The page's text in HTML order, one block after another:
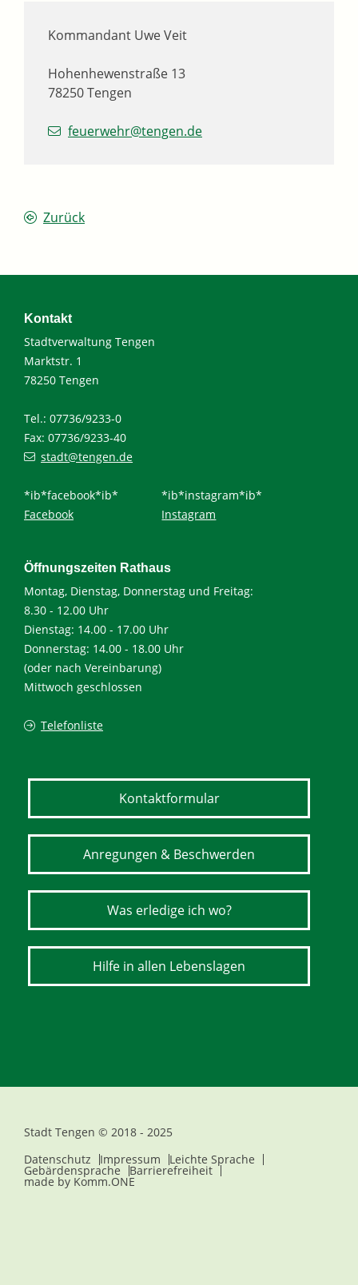
Kommandant UweVeit
Hohenhewenstraße 13
78250Tengen
feuerwehr@tengen.de
Zurück
Kontakt
Stadtverwaltung Tengen
Marktstr. 1
78250 Tengen
Tel.: 07736/9233-0
Fax: 07736/9233-40
stadt@tengen.de
*ib*facebook*ib*
Facebook
*ib*instagram*ib*
Instagram
Öffnungszeiten Rathaus
Montag, Dienstag, Donnerstag und Freitag:
8.30 - 12.00 Uhr
Dienstag: 14.00 - 17.00 Uhr
Donnerstag: 14.00 - 18.00 Uhr
(oder nach Vereinbarung)
Mittwoch geschlossen
Telefonliste
Kontaktformular
Anregungen & Beschwerden
Was erledige ich wo?
Hilfe in allen Lebenslagen
Stadt Tengen © 2018 - 2025
Datenschutz
Impressum Leichte Sprache
Gebärdensprache Barrierefreiheit
made by Komm.ONE